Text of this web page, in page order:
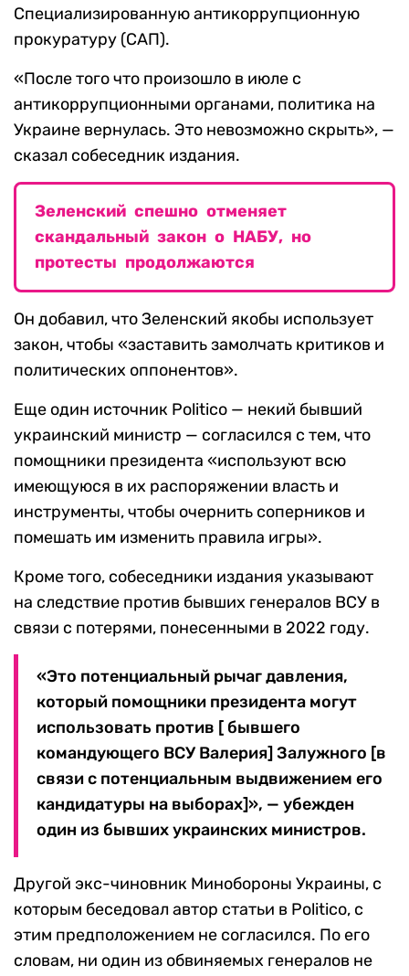
Специализированную антикоррупционную
прокуратуру (САП).
«После того что произошло в июле с
антикоррупционными органами, политика на
Украине вернулась. Это невозможно скрыть», —
сказал собеседник издания.
Зеленский спешно отменяет
скандальный закон о НАБУ, но
протесты продолжаются
Он добавил, что Зеленский якобы использует
закон, чтобы «заставить замолчать критиков и
политических оппонентов».
Еще один источник Politico — некий бывший
украинский министр — согласился с тем, что
помощники президента «используют всю
имеющуюся в их распоряжении власть и
инструменты, чтобы очернить соперников и
помешать им изменить правила игры».
Кроме того, собеседники издания указывают
на следствие против бывших генералов ВСУ в
связи с потерями, понесенными в 2022 году.
«Это потенциальный рычаг давления,
который помощники президента могут
использовать против [ бывшего
командующего ВСУ Валерия] Залужного [в
связи с потенциальным выдвижением его
кандидатуры на выборах]», — убежден
один из бывших украинских министров.
Другой экс-чиновник Минобороны Украины, с
которым беседовал автор статьи в Politico, с
этим предположением не согласился. По его
словам, ни один из обвиняемых генералов не